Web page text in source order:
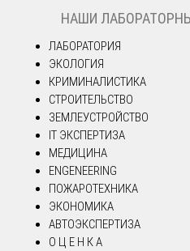
НАШИ
ЛАБОРАТОРИЯ
ЭКОЛОГИЯ
КРИМИНАЛИСТИКА
СТРОИТЕЛЬСТВО
ЗЕМЛЕУСТРОЙСТВО
IT ЭКСПЕРТИЗА
МЕДИЦИНА
ENGENEERING
ПОЖАРОТЕХНИКА
ЭКОНОМИКА
АВТОЭКСПЕРТИЗА
О Ц Е Н К А